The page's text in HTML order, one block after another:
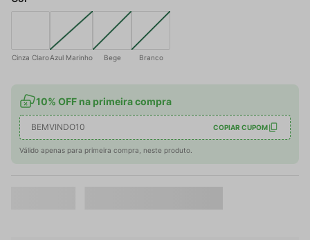
Cinza ClaroAzul Marinho Bege Branco
10% OFF na primeira compra
BEMVINDO10 COPIAR CUPOM
Válido apenas para primeira compra, neste produto.